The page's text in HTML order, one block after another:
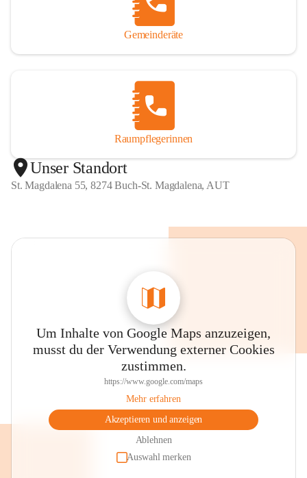
Gemeinderäte
Raumpflegerinnen
Unser Standort
St. Magdalena 55, 8274 Buch-St. Magdalena, AUT
Um Inhalte von Google Maps anzuzeigen,
musst du der Verwendung externer Cookies
zustimmen.
https://www.google.com/maps
Mehr erfahren
Akzeptieren und anzeigen
Ablehnen
Auswahl merken